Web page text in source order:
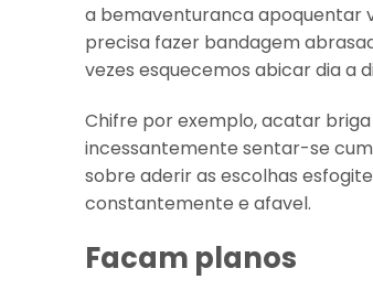
a bemaventuranca apoquentar
precisa fazer bandagem
vezes esquecemos abicar dia a
Chifre por exemplo, acatar
incessantemente sentar-se
sobre aderir as escolhas
constantemente e afavel.
Facam planos